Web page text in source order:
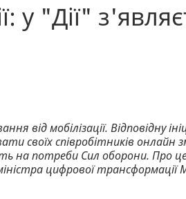
у "Дії"
від мобілізації. Відповідну
своїх співробітників онлайн
на потреби Сил оборони. Про
цифрової трансформації